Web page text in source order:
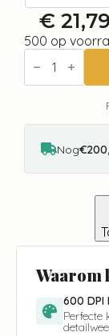
€ 21,79
500 op
Fotobehang
Cheetahs
landscape
with
exotic
children
Nog
Waarom
600 DPI
Perfecte